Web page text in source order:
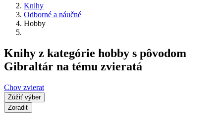
Knihy
Odborné a náučné
Hobby
Knihy z kategórie hobby s pôvodom
Gibraltár na tému zvieratá
Chov zvierat
Zúžiť výber
Zoradiť